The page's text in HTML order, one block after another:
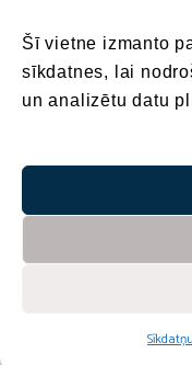
Šī vietne izmanto
sīkdatnes, lai
un analizētu datu